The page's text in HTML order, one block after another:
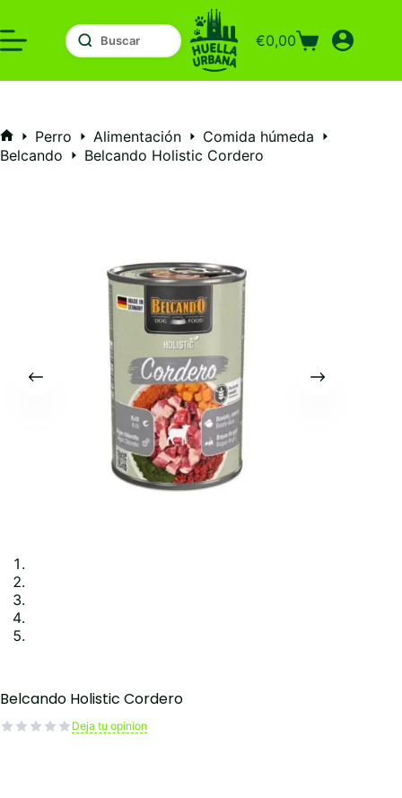
al
contenido
Carro
compra
€0,00
Inicio
Perro Alimentación
Comida húmeda
Belcando
Belcando Holistic Cordero
Belcando Holistic Cordero
Deja tu opinion